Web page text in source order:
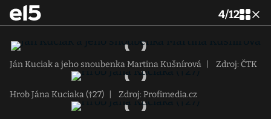
4/12
Ján Kuciak a jeho snoubenka Martina Kušnírová Zdroj: ČTK
Hrob Jána Kuciaka (†27) Zdroj: Profimedia.cz